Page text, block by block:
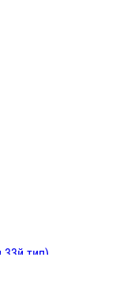
33й тип)